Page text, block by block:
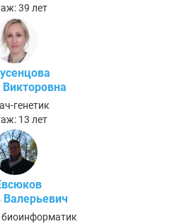
39 лет
генетик
13 лет
Валерьевич
биоинформатик